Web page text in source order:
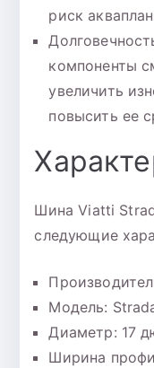
риск
компоненты
увеличить
повысить ее
Шина Viatti
следующие
Модель:
Диаметр: 17
Ширина